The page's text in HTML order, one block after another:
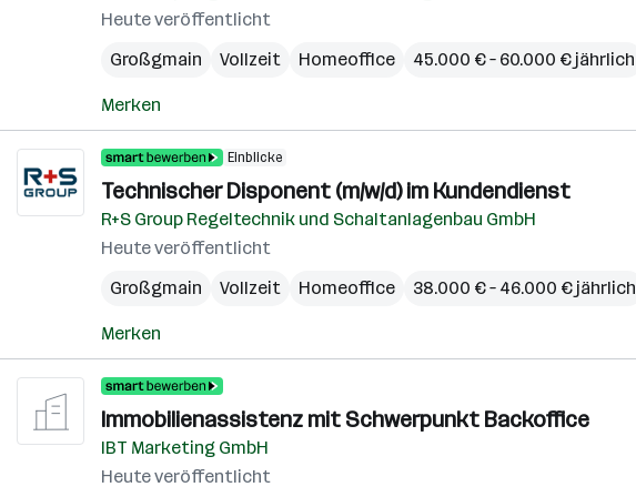
Heute veröffentlicht
Großgmain
Vollzeit Homeoffice 45.000 € – 60.000 € jährlich
Merken
Einblicke
Technischer Disponent (m/w/d) im Kundendienst
R+S Group Regeltechnik und Schaltanlagenbau GmbH
Heute veröffentlicht
Großgmain
Vollzeit Homeoffice 38.000 € – 46.000 € jährlich
Merken
Immobilienassistenz mit Schwerpunkt Backoffice
IBT Marketing GmbH
Heute veröffentlicht